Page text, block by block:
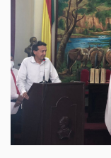
GESTIÓN DE
ECO SAN
RE USO
COMUNICACIÓN Y
CONVOCATORIAS